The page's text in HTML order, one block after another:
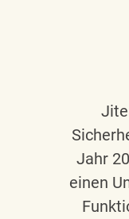
Jahr
einen